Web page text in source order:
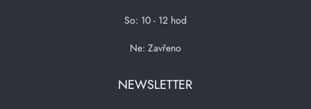
So: 10 - 12 hod
Ne: Zavřeno
NEWSLETTER